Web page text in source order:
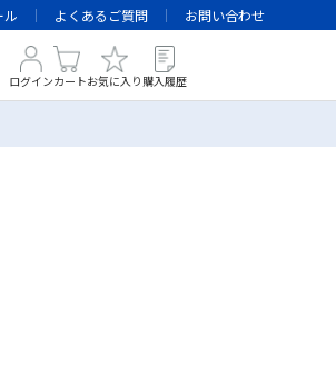
ル よくあるご質問 お問い合わせ
ログインカートお気に入り 購入履歴